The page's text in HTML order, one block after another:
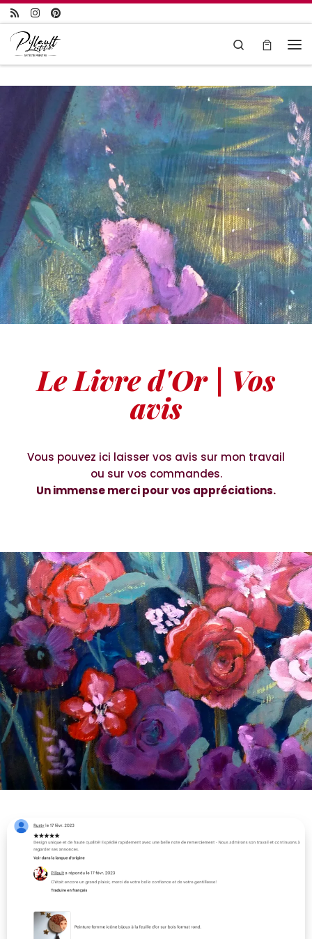
Passer au contenu
Search
Le Livre d'Or | Vos
avis
Vous pouvez ici laisser vos avis sur mon travail
ou sur vos commandes.
Un immense merci pour vos appréciations.